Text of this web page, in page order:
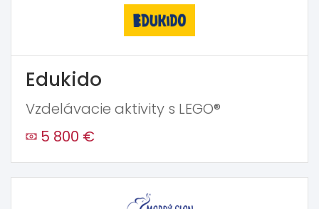
Edukido
Vzdelávacie aktivity s LEGO®
5 800 €